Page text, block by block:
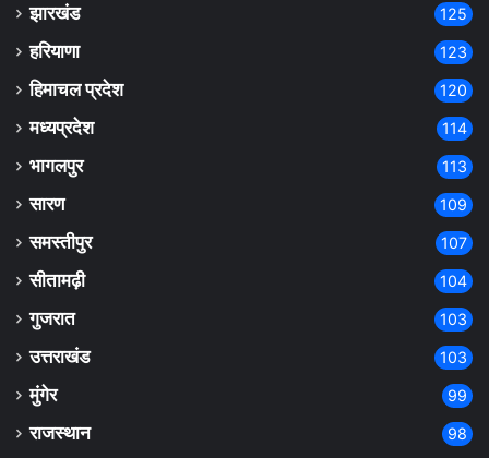
झारखंड 125
हरियाणा 123
हिमाचल प्रदेश 120
मध्यप्रदेश 114
भागलपुर 113
सारण 109
समस्तीपुर 107
सीतामढ़ी 104
गुजरात 103
उत्तराखंड 103
मुंगेर 99
राजस्थान 98